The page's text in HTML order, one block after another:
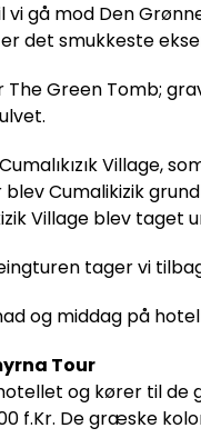
gå mod Den
det smukkeste
Green Tomb;
Village,
Cumalikizik
Village blev
tager vi
og middag på
Tour
og kører til de
f.Kr. De græske